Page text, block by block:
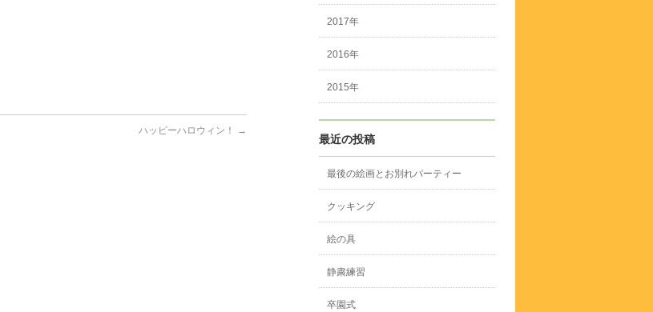
ハッピーハロウィン！ →
2017年
2016年
2015年
最近の投稿
最後の絵画とお別れパーティー
クッキング
絵の具
静粛練習
卒園式